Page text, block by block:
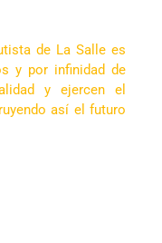
de La Salle es
y por infinidad de
y ejercen el
así el futuro